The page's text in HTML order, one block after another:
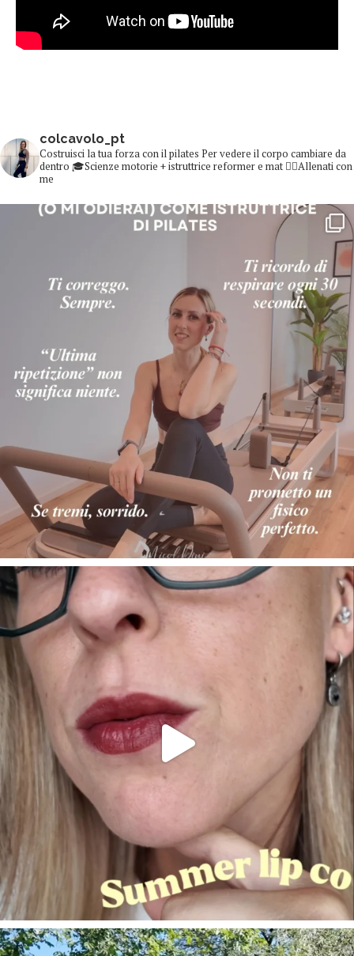
colcavolo_pt
Costruisci la tua forza con il pilates Per vedere il corpo cambiare da
dentro 🎓Scienze motorie + istruttrice reformer e mat 👇🏻Allenati con
me